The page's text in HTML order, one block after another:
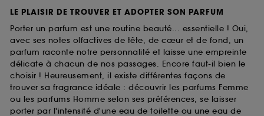
LE PLAISIR DE TROUVER ET ADOPTER SON PARFUM
Porter un parfum est une routine beauté... essentielle ! Oui,
avec ses notes olfactives de tête, de cœur et de fond, un
parfum raconte notre personnalité et laisse une empreinte
délicate à chacun de nos passages. Encore faut-il bien le
choisir ! Heureusement, il existe différentes façons de
trouver sa fragrance idéale : découvrir les parfums Femme
ou les parfums Homme selon ses préférences, se laisser
porter par l'intensité d'une eau de toilette ou une eau de